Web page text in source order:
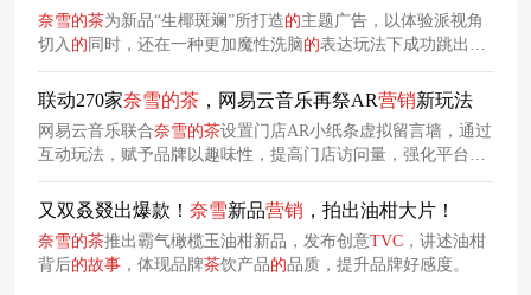
奈雪的茶为新品“生椰斑斓”所打造的主题广告，以体验派视角
切入 的 同时，还在一种更加魔性洗脑的表达玩法下成功跳出传
统窠臼，玩出了一场奇妙而又烧脑的新品营销秀。
联动270家奈雪的茶 ，网易云音乐再祭AR营销新玩法
网易云音乐联合奈雪的茶设置门店AR小纸条虚拟留言墙，通过
互动玩法，赋予品牌以趣味性，提高门店访问量，强化平台活
跃度。
又双叒叕出爆款！ 奈雪新品营销 ，拍出油柑大片！
奈雪的茶推出霸气橄榄玉油柑新品，发布创意TVC ，讲述油柑
背后的故事 ，体现品牌茶饮产品的品质，提升品牌好感度。